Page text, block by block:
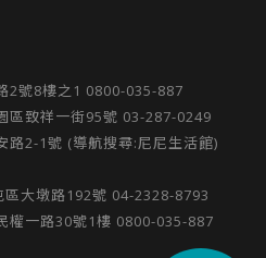
2號8樓之1 0800-035-887
區致祥一街95號 03-287-0249
路2-1號 (導航搜尋:尼尼生活館)
大墩路192號​ 04-2328-8793
權一路30號1樓 0800-035-887